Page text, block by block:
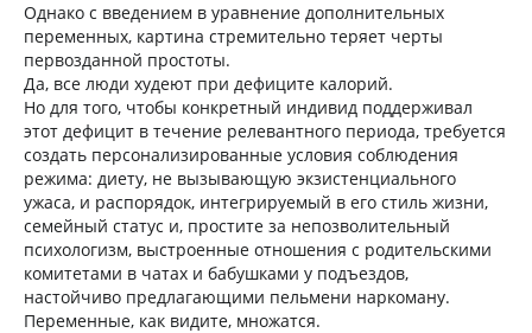
Однако с введением в уравнение дополнительных
переменных, картина стремительно теряет черты
первозданной простоты.
Да, все люди худеют при дефиците калорий.
Но для того, чтобы конкретный индивид поддерживал
этот дефицит в течение релевантного периода, требуется
создать персонализированные условия соблюдения
режима: диету, не вызывающую экзистенциального
ужаса, и распорядок, интегрируемый в его стиль жизни,
семейный статус и, простите за непозволительный
психологизм, выстроенные отношения с родительскими
комитетами в чатах и бабушками у подъездов,
настойчиво предлагающими пельмени наркоману.
Переменные, как видите, множатся.